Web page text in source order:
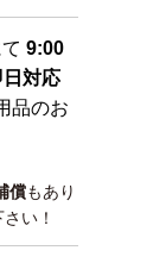
9:00
対応
品のお
償もあり
い！